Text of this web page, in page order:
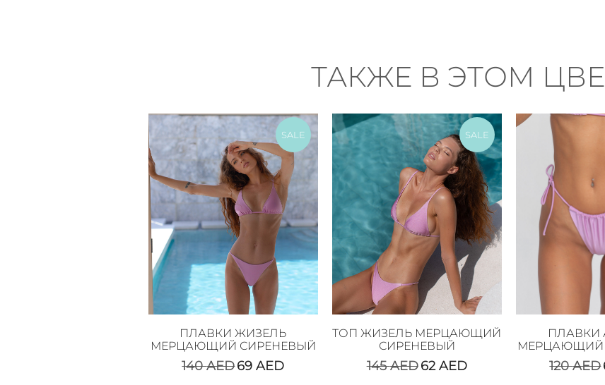
ТАКЖЕ В ЭТОМ
SALE
ПЛАВКИ ЖИЗЕЛЬ
МЕРЦАЮЩИЙ СИРЕНЕВЫЙ
140AED69AED
SALE
ТОП ЖИЗЕЛЬ МЕРЦАЮЩИЙ
СИРЕНЕВЫЙ
145AED62AED
ПЛАВКИ
МЕРЦАЮЩИЙ
120AED